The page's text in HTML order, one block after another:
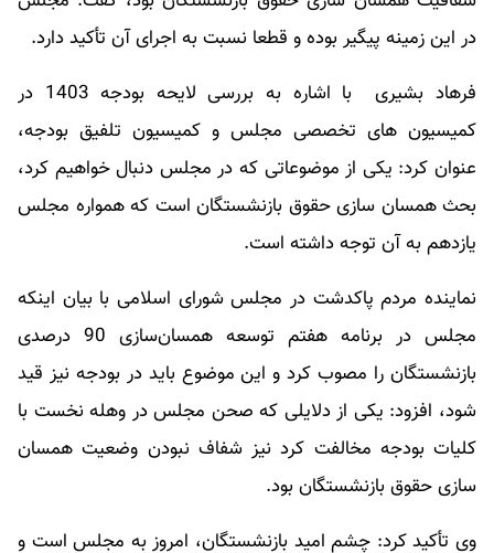
در این زمینه پیگیر بوده و قطعا نسبت به اجرای آن تأکید دارد.
فرهاد بشیری با اشاره به بررسی لایحه بودجه 1403 در
کمیسیون های تخصصی مجلس و کمیسیون تلفیق بودجه،
عنوان کرد: یکی از موضوعاتی که در مجلس دنبال خواهیم کرد،
بحث همسان سازی حقوق بازنشستگان است که همواره مجلس
یازدهم به آن توجه داشته است.
نماینده مردم پاکدشت در مجلس شورای اسلامی با بیان اینکه
مجلس در برنامه هفتم توسعه همسان‌سازی 90 درصدی
بازنشستگان را مصوب کرد و این موضوع باید در بودجه نیز قید
شود، افزود: یکی از دلایلی که صحن مجلس در وهله نخست با
کلیات بودجه مخالفت کرد نیز شفاف نبودن وضعیت همسان
سازی حقوق بازنشستگان بود.
وی تأکید کرد: چشم امید بازنشستگان، امروز به مجلس است و